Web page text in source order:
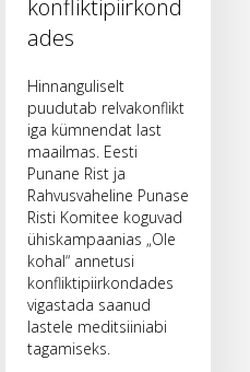
konfliktipiirkond
ades
Hinnanguliselt
puudutab relvakonflikt
iga kümnendat last
maailmas. Eesti
Punane Rist ja
Rahvusvaheline Punase
Risti Komitee koguvad
ühiskampaanias „Ole
kohal“ annetusi
konfliktipiirkondades
vigastada saanud
lastele meditsiiniabi
tagamiseks.